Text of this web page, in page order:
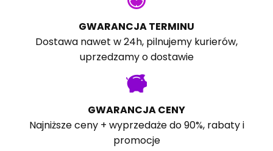
GWARANCJA TERMINU
Dostawa nawet w 24h, pilnujemy kurierów,
uprzedzamy o dostawie
GWARANCJA CENY
Najniższe ceny + wyprzedaże do 90%, rabaty i
promocje